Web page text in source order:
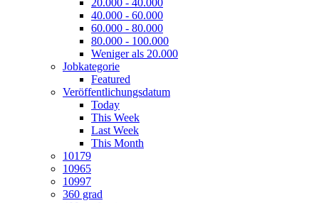
20.000 - 40.000
40.000 - 60.000
60.000 - 80.000
80.000 - 100.000
Weniger als 20.000
Jobkategorie
Featured
Veröffentlichungsdatum
Today
This Week
Last Week
This Month
10179
10965
10997
360 grad